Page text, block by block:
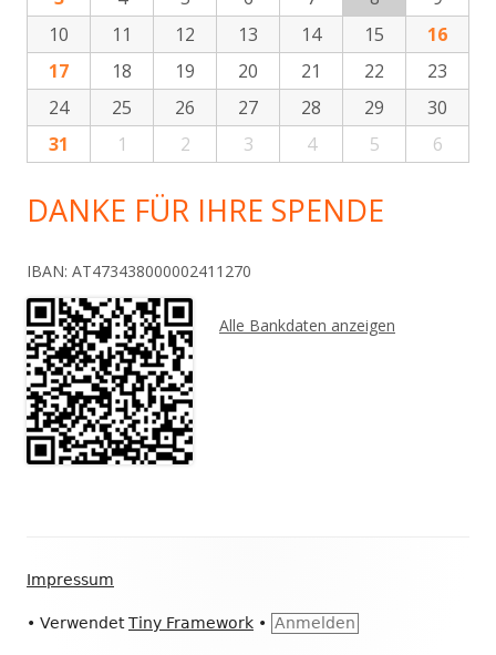
10
11 12 13 14 15
16
17
18 19 20 21 22
23
24
25 26 27 28 29
30
31
1 2 3 4 5 6
DANKE FÜR IHRE SPENDE
IBAN: AT473438000002411270
Alle Bankdaten anzeigen
Inhalt
Impressum
• VerwendetTiny Framework • Anmelden